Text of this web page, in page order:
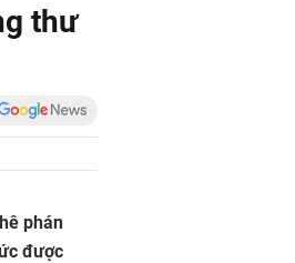
thư
phán
được